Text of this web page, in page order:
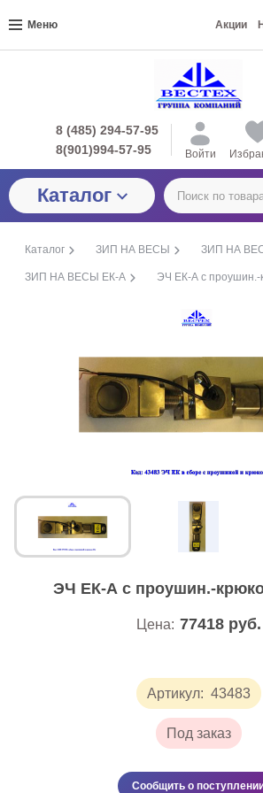
Меню Акции
8 (485) 294-57-95
8(901)994-57-95
Войти
Каталог
Каталог ЗИП НА ВЕСЫ ЗИП НА
ЗИП НА ВЕСЫ ЕК-А ЭЧ ЕК-А с проушин.-
ЭЧ ЕК-А с проушин.-
Артикул: 43483
Под заказ
Цена: 77418 руб.
Сообщить о